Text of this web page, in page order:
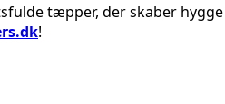
tæpper, der skaber hygge
!